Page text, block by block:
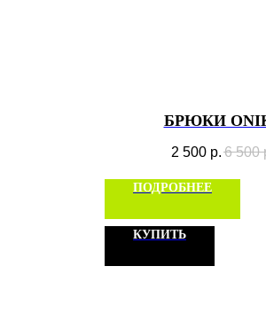
БРЮКИ
2 500 р. 6 500
ПОДРОБНЕЕ
КУПИТЬ